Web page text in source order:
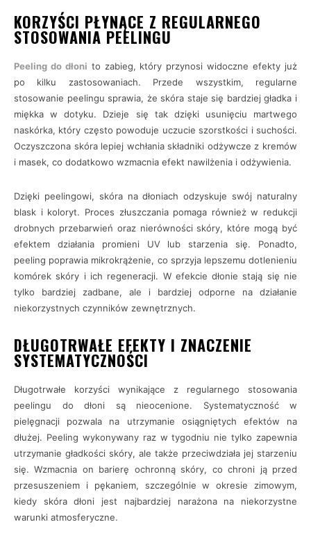
KORZYŚCI PŁYNĄCE Z REGULARNEGO
STOSOWANIA PEELINGU
Peeling do dłoni to zabieg, który przynosi widoczne efekty już
po kilku zastosowaniach. Przede wszystkim, regularne
stosowanie peelingu sprawia, że skóra staje się bardziej gładka i
miękka w dotyku. Dzieje się tak dzięki usunięciu martwego
naskórka, który często powoduje uczucie szorstkości i suchości.
Oczyszczona skóra lepiej wchłania składniki odżywcze z kremów
i masek, co dodatkowo wzmacnia efekt nawilżenia i odżywienia.
Dzięki peelingowi, skóra na dłoniach odzyskuje swój naturalny
blask i koloryt. Proces złuszczania pomaga również w redukcji
drobnych przebarwień oraz nierówności skóry, które mogą być
efektem działania promieni UV lub starzenia się. Ponadto,
peeling poprawia mikrokrążenie, co sprzyja lepszemu dotlenieniu
komórek skóry i ich regeneracji. W efekcie dłonie stają się nie
tylko bardziej zadbane, ale i bardziej odporne na działanie
niekorzystnych czynników zewnętrznych.
DŁUGOTRWAŁE EFEKTY I ZNACZENIE
SYSTEMATYCZNOŚCI
Długotrwałe korzyści wynikające z regularnego stosowania
peelingu do dłoni są nieocenione. Systematyczność w
pielęgnacji pozwala na utrzymanie osiągniętych efektów na
dłużej. Peeling wykonywany raz w tygodniu nie tylko zapewnia
utrzymanie gładkości skóry, ale także przeciwdziała jej starzeniu
się. Wzmacnia on barierę ochronną skóry, co chroni ją przed
przesuszeniem i pękaniem, szczególnie w okresie zimowym,
kiedy skóra dłoni jest najbardziej narażona na niekorzystne
warunki atmosferyczne.